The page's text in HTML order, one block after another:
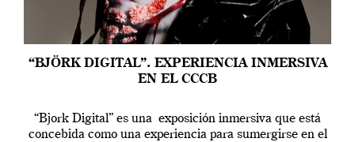
“BJÖRK DIGITAL”. EXPERIENCIA INMERSIVA
EN EL CCCB
“Bjork Digital” es una exposición inmersiva que está
concebida como una experiencia para sumergirse en el